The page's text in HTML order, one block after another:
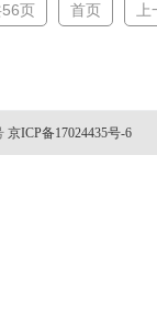
页 首页
京ICP备17024435号-6